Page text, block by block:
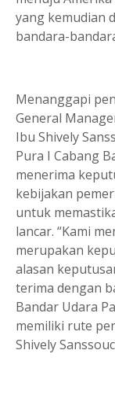
yang kemudian
bandara-
Menanggapi
General
Ibu Shively
Pura I Cabang
menerima
kebijakan
untuk
lancar. “Kami
merupakan
alasan
terima dengan
Bandar Udara
memiliki rute
Shively